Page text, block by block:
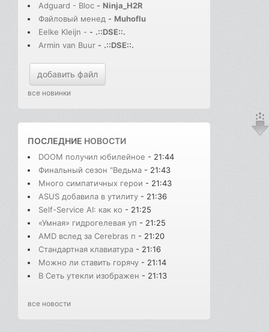
Adguard - Bloc - Ninja_H2R
Файловый менед - Muhoflu
Eelke Kleijn - - .::DSE::.
Armin van Buur - .::DSE::.
добавить файл
все новинки
ПОСЛЕДНИЕ НОВОСТИ
DOOM получил юбилейное - 21:44
Финальный сезон "Ведьма - 21:43
Много симпатичных герои - 21:43
ASUS добавила в утилиту - 21:36
Self-Service AI: как ко - 21:25
«Умная» гидрогелевая уп - 21:25
AMD вслед за Cerebras п - 21:20
Стандартная клавиатура - 21:16
Можно ли ставить горячу - 21:14
В Cеть утекли изображен - 21:13
все новости